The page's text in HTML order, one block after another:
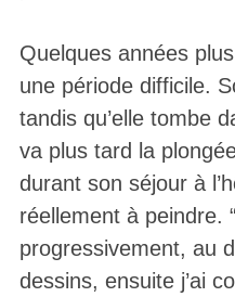
Quelques années
une période difficile.
tandis qu’elle tombe
va plus tard la
durant son séjour à
réellement à peindre.
progressivement, au
dessins, ensuite j’ai